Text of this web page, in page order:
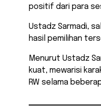
positif dari para
Ustadz Sarmadi,
hasil pemilihan
​Menurut Ustadz
kuat, mewarisi
RW selama